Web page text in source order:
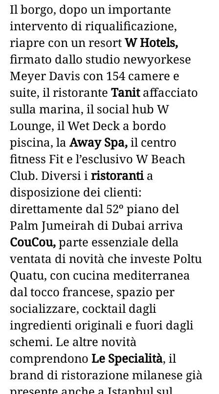
Il borgo, dopo un importante
intervento di riqualificazione,
riapre con un resortW Hotels,
firmato dallo studio newyorkese
Meyer Davis con 154 camere e
suite, il ristorante Tanitaffacciato
sulla marina, il social hub W
Lounge, il Wet Deck a bordo
piscina, la Away Spa,il centro
fitness Fit e l’esclusivo W Beach
Club. Diversi iristorantia
disposizione dei clienti:
direttamente dal 52º piano del
Palm Jumeirah di Dubai arriva
CouCou,parte essenziale della
ventata di novità che investe Poltu
Quatu, con cucina mediterranea
dal tocco francese, spazio per
socializzare, cocktail dagli
ingredienti originali e fuori dagli
schemi. Le altre novità
comprendono Le Specialità, il
brand di ristorazione milanese già